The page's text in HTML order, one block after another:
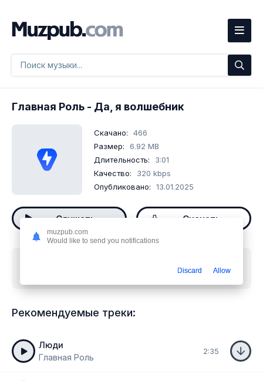
Главная Роль - Да, я волшебник
Скачано:
466
Размер:
6.92 MB
Длительность:
3:01
Качество:
320 kbps
Опубликовано:
13.01.2025
Слушать Скачать
Рекомендуемые треки:
Люди
Главная Роль
2:35
muzpub.com
Would like to send you notifications
Discard Allow